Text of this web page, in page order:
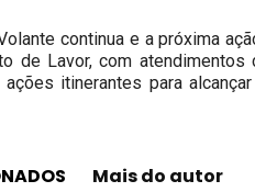
continua e a próxima
de Lavor, com
itinerantes para
Mais do autor